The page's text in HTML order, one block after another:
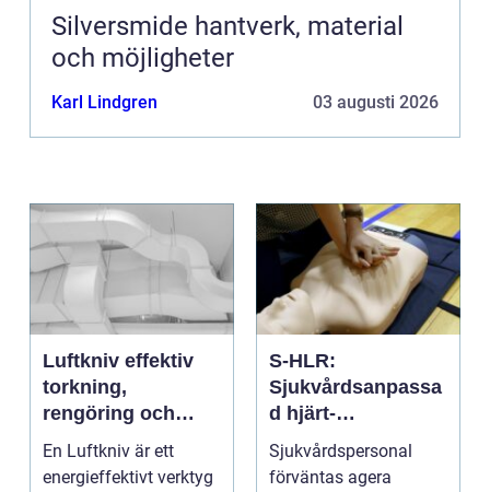
Silversmide hantverk, material
och möjligheter
Karl Lindgren 03 augusti 2026
Luftkniv effektiv
torkning,
rengöring och
kylning i modern
industri
En Luftkniv är ett
energieffektivt verktyg
S-HLR:
Sjukvårdsanpassa
d hjärt-
lungräddning som
räddar liv
Sjukvårdspersonal
förväntas agera